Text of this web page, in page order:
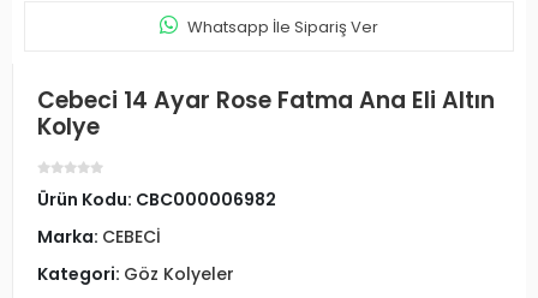
Whatsapp İle Sipariş Ver
Cebeci 14 Ayar Rose Fatma Ana Eli Altın
Kolye
Ürün Kodu: CBC000006982
Marka: CEBECİ
Kategori: Göz Kolyeler